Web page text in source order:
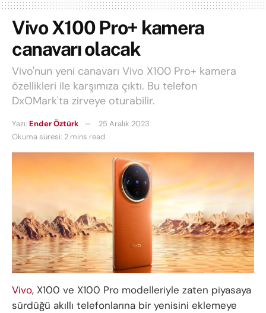
Vivo X100 Pro+ kamera
canavarı olacak
Vivo'nun yeni canavarı Vivo X100 Pro+ kamera
özellikleri ile karşımıza çıktı. Bu telefon
DxOMark'ta zirveye oturabilir.
Yazı: Ender Öztürk
25 Aralık 2023
Okuma süresi: 2 mins read
Vivo, X100 ve X100 Pro modelleriyle zaten piyasaya
sürdüğü akıllı telefonlarına bir yenisini eklemeye